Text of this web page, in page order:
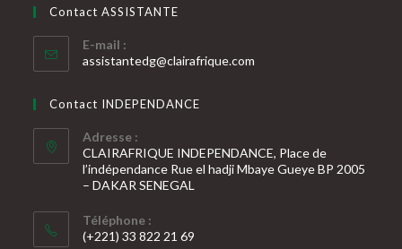
application
Contact ASSISTANTE
E-mail :
assistantedg@clairafrique.com
Contact INDEPENDANCE
Adresse :
CLAIRAFRIQUE INDEPENDANCE, Place de
l’indépendance Rue el hadji Mbaye Gueye BP 2005
– DAKAR SENEGAL
Téléphone :
(+221) 33 822 21 69